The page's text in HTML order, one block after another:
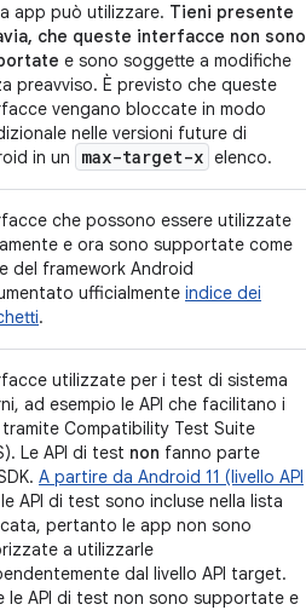
app può utilizzare. Tieni presente
che queste interfacce non sono
e sono soggette a modifiche
preavviso. È previsto che queste
vengano bloccate in modo
nelle versioni future di
in un
max-target-x elenco.
che possono essere utilizzate
e ora sono supportate come
del framework Android
ufficialmente indice dei
.
utilizzate per i test di sistema
ad esempio le API che facilitano i
Compatibility Test Suite
Le API di test non fanno parte
A partire da Android 11 (livello API
API di test sono incluse nella lista
pertanto le app non sono
a utilizzarle
dal livello API target.
le API di test non sono supportate e